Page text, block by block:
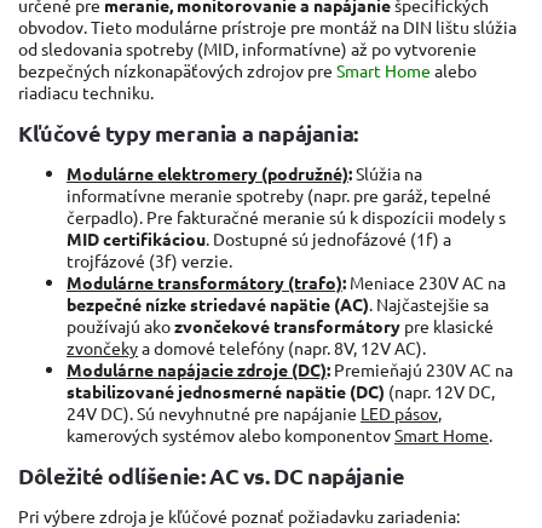
určené pre meranie, monitorovanie a napájaniešpecifických
obvodov. Tieto modulárne prístroje pre montáž na DIN lištu slúžia
od sledovania spotreby (MID, informatívne) až po vytvorenie
bezpečných nízkonapäťových zdrojov pre Smart Home alebo
riadiacu techniku.
Kľúčové typy merania a napájania:
Modulárne elektromery (podružné):Slúžia na
informatívne meranie spotreby (napr. pre garáž, tepelné
čerpadlo). Pre fakturačné meranie sú k dispozícii modely s
MID certifikáciou. Dostupné sú jednofázové (1f) a
trojfázové (3f) verzie.
Modulárne transformátory (trafo): Meniace 230V AC na
bezpečné nízke striedavé napätie (AC). Najčastejšie sa
používajú akozvončekové transformátory pre klasické
zvončekya domové telefóny (napr. 8V, 12V AC).
Modulárne napájacie zdroje (DC): Premieňajú 230V AC na
stabilizované jednosmerné napätie (DC) (napr. 12V DC,
24V DC). Sú nevyhnutné pre napájanie LED pásov,
kamerových systémov alebo komponentovSmart Home.
Dôležité odlíšenie: AC vs. DC napájanie
Pri výbere zdroja je kľúčové poznať požiadavku zariadenia: